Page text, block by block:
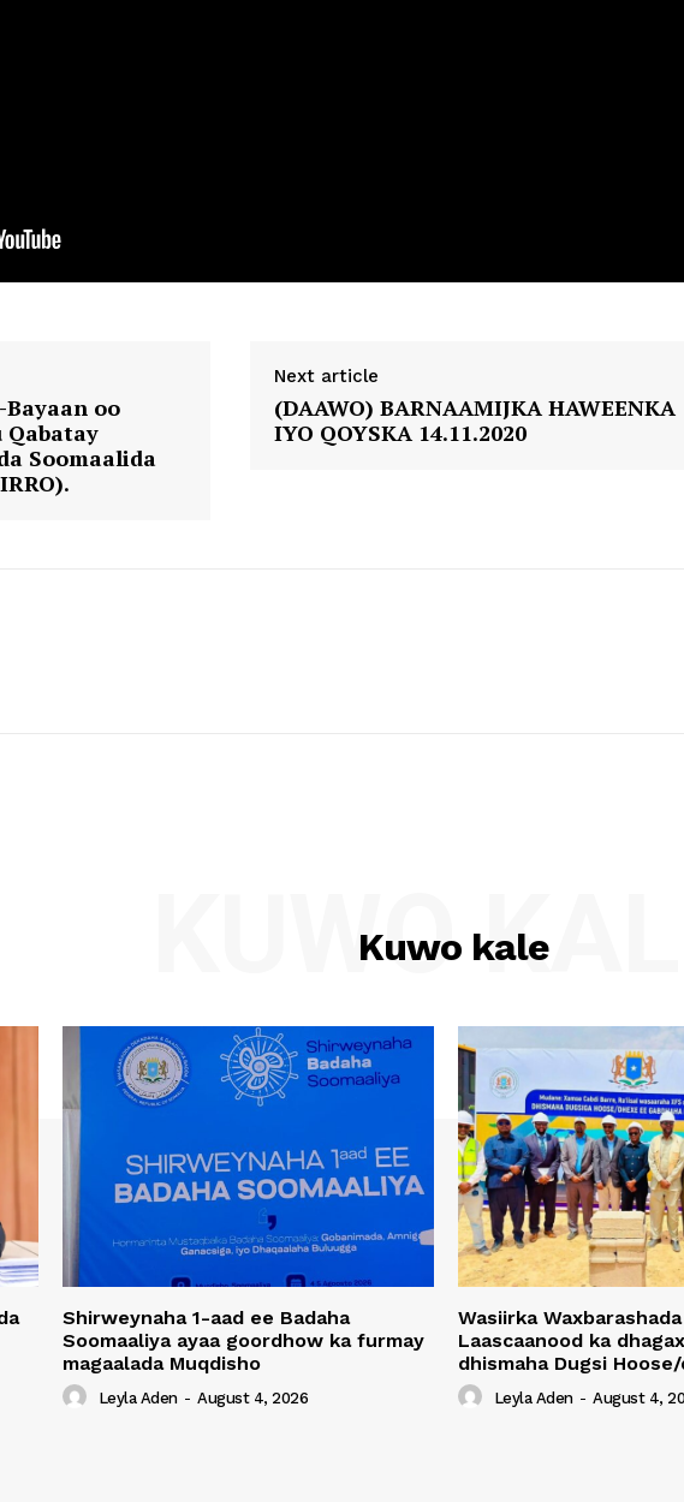
Bayaan oo
Qabatay
Soomaalida
Next article
(DAAWO) BARNAAMIJKA HAWEENKA
IYO QOYSKA 14.11.2020
Kuwo kale
KUWO KALE
Shirweynaha 1-aad ee Badaha
Soomaaliya ayaa goordhow ka furmay
magaalada Muqdisho
Leyla Aden - August 4, 2026
Wasiirka
Laascaanood ka
dhismaha Dugsi
Leyla Aden - August 4,